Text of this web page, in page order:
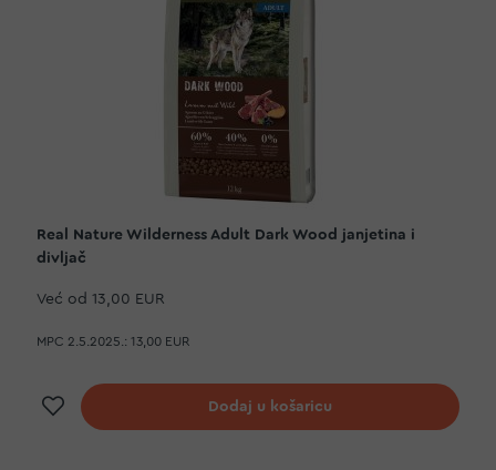
Real Nature Wilderness Adult Dark Wood janjetina i
divljač
Već od 13,00 EUR
MPC 2.5.2025.: 13,00 EUR
Dodaj na listu želja
Dodaj u košaricu